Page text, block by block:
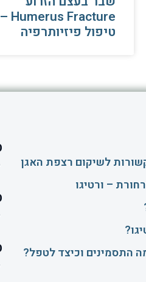
Humerus Fracture –
טיפול פיזיותרפיה
לשיקום רצפת האגן
– ורטיגו
התסמינים וכיצד לטפל?